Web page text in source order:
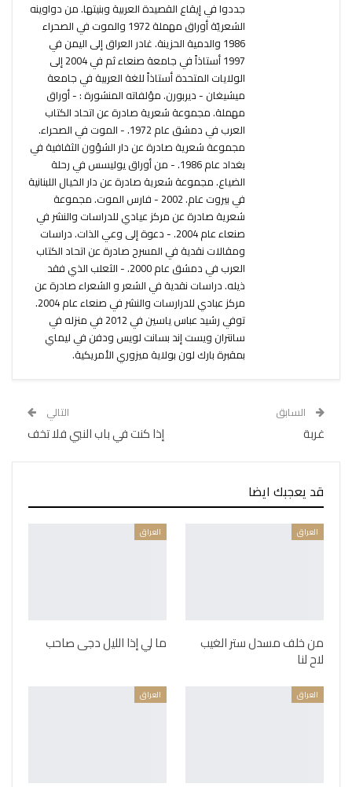
جددوا في إيقاع القصيدة العربية وبنيتها. من دواوينه
الشعريّة أوراق مهملة 1972 والموت في الصحراء
1986 والدمية الحزينة. غادر العراق إلى اليمن في
1997 أستاذاً في جامعة صنعاء ثم في 2004 إلى
الولايات المتحدة أستاذاً للغة العربية في جامعة
ميشيغان - ديربورن. مؤلفاته المنشورة : - أوراق
مهملة. مجموعة شعرية صادرة عن اتحاد الكتاب
العرب في دمشق عام 1972. - الموت في الصحراء.
مجموعة شعرية صادرة عن دار الشؤون الثقافية في
بغداد عام 1986. - من أوراق يوليسس في رحلة
الضياع. مجموعة شعرية صادرة عن دار الخيال اللبنانية
في بيروت عام. 2002 - فارس الموت. مجموعة
شعرية صادرة عن مركز عيادي للدراسات والنشر في
صنعاء عام 2004. - دعوة إلى وعي الذات. دراسات
ومقالات نقدية في المسرح صادرة عن اتحاد الكتاب
العرب في دمشق عام 2000. - الثعلب الذي فقد
ذيله. دراسات نقدية في الشعر و الشعراء صادرة عن
مركز عبادي للدرارسات والنشر في صنعاء عام 2004.
توفي رشيد عباس ياسين في 2012 في منزله في
سانتران ويست إند بسانت لويس ودفن في ليماي
بمقبرة بارك لون بولاية ميزوري الأمريكية.
السابق
غربة
التالي
إذا كنت في باب النبي فلا تخف
قد يعجبك ايضا
العراق
من خلف مسدل ستر الغيب
لاح لنا
العراق
ما لي إذا الليل دجى صاحب
العراق العراق